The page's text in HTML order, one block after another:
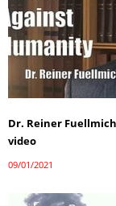
Dr. Reiner
video
09/01/2021